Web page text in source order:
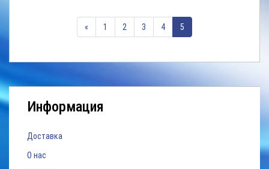
RTSP. Особенностью является
подключение накопителя
объемом до 6ТБ, также
облачных хранилищ.
« 1 2 3 4 5
Информация
Доставка
О нас